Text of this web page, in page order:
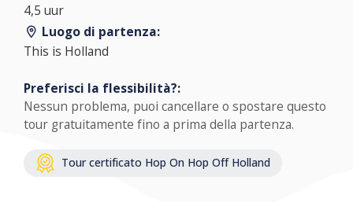
4,5 uur
Luogo di partenza:
This is Holland
Preferisci la flessibilità?:
Nessun problema, puoi cancellare o spostare questo
tour gratuitamente fino a prima della partenza.
Tour certificato Hop On Hop Off Holland